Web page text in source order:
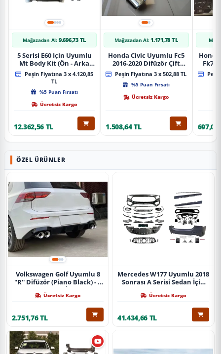
Mağazadan Al: 9.696,73 TL
5 Serisi E60 Için Uyumlu
Mt Body Kit (Ön - Arka
Tampon -Marspiyel )
Peşin Fiyatına 3 x 4.120,85
TL
%5 Puan Fırsatı
Ücretsiz Kargo
12.362,56 TL
Mağazadan Al: 1.171,78 TL
Honda Civic Uyumlu Fc5
2016-2020 Difüzör Çift
Çıkış İçin Egzoz Seti
Peşin Fiyatına 3 x 502,88 TL
%5 Puan Fırsatı
Ücretsiz Kargo
1.508,64 TL
Fk7
697,09
ÖZEL ÜRÜNLER
Volkswagen Golf Uyumlu 8
''R'' Difüzör (Piano Black) - 4
Paket İçin)
Ücretsiz Kargo
2.751,76 TL
Mercedes W177 Uyumlu 2018
Sonrası A Serisi Sedan İçin
Tamponlu Set)
Ücretsiz Kargo
41.434,66 TL